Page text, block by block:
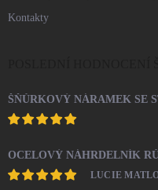
Kontakty
LUCIE